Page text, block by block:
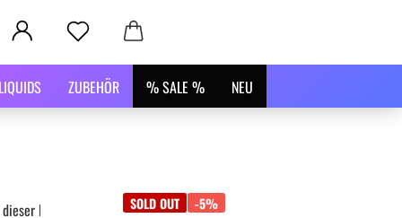
LIQUIDS ZUBEHÖR % SALE % NEU
Kategorie SOLD OUT -5%